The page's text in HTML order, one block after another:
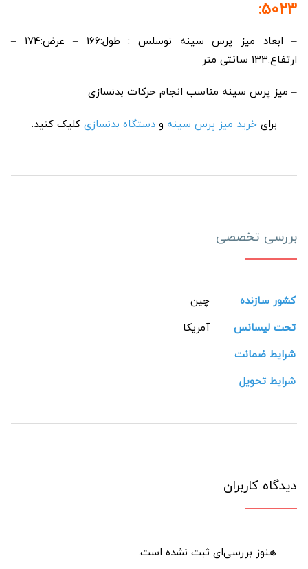
5023:
– ابعاد میز پرس سینه نوسلس : طول:166 – عرض:174 –
ارتفاع:133 سانتی متر
– میز پرس سینه مناسب انجام حرکات بدنسازی
برای خرید میز پرس سینه ودستگاه بدنسازی کلیک کنید.
بررسی تخصصی
کشور سازنده
چین
تحت لیسانس
آمریکا
شرایط ضمانت
شرایط تحویل
دیدگاه کاربران
هنوز بررسی‌ای ثبت نشده است.